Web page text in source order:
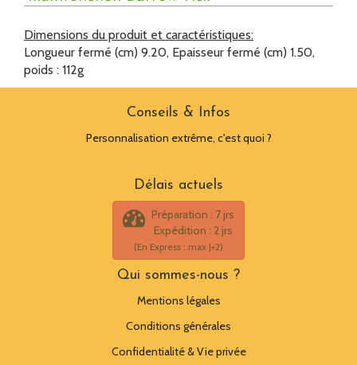
Dimensions du produit et caractéristiques:
Longueur fermé (cm) 9.20, Epaisseur fermé (cm) 1.50,
poids : 112g
Conseils & Infos
Personnalisation extrême, c'est quoi ?
Délais actuels
Préparation : 7 jrs
Expédition : 2 jrs
(En Express : max J+2)
Qui sommes-nous ?
Mentions légales
Conditions générales
Confidentialité & Vie privée